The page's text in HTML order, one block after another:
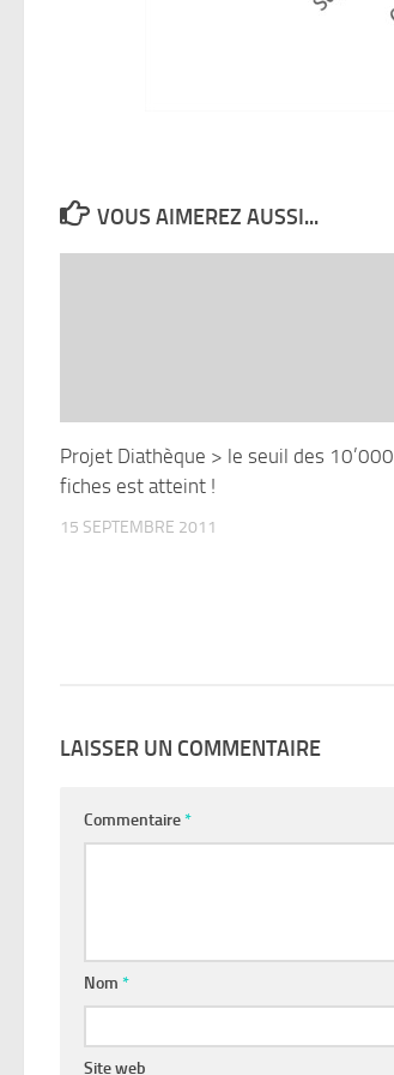
VOUS AIMEREZ AUSSI...
Projet Diathèque > le seuil des 10’000
fiches est atteint !
15 SEPTEMBRE 2011
LAISSER UN COMMENTAIRE
Commentaire*
Nom *
Site web